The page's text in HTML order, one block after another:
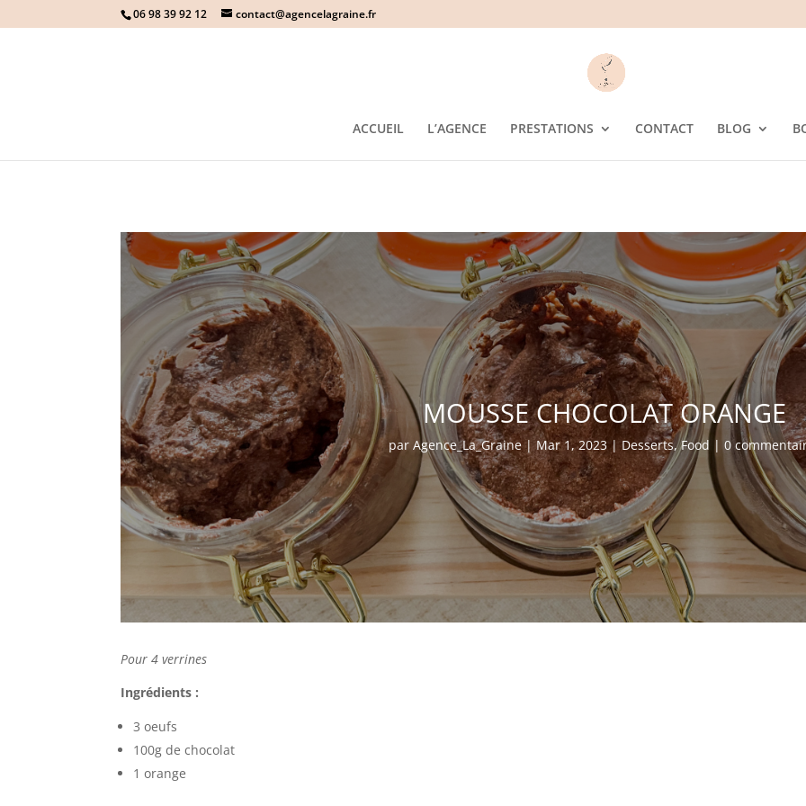
06 98 39 92 12 contact@agencelagraine.fr
ACCUEIL L’AGENCE PRESTATIONS CONTACT BLOG
MOUSSE CHOCOLAT ORANGE
par Agence_La_Graine| Mar 1, 2023| Desserts,Food | 0
Pour 4 verrines
Ingrédients :
3 oeufs
100g de chocolat
1 orange